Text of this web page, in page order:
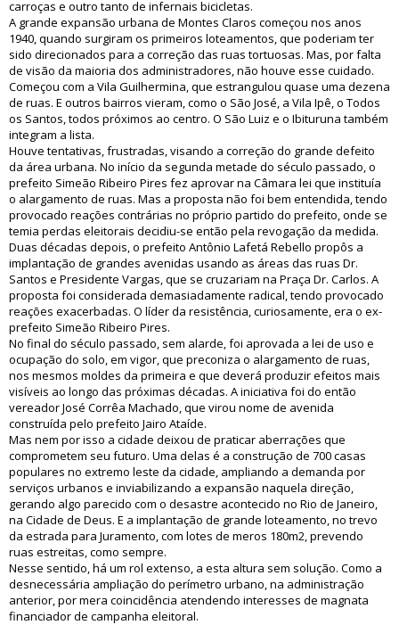
carroças e outro tanto de infernais bicicletas.
A grande expansão urbana de Montes Claros começou nos anos
1940, quando surgiram os primeiros loteamentos, que poderiam ter
sido direcionados para a correção das ruas tortuosas. Mas, por falta
de visão da maioria dos administradores, não houve esse cuidado.
Começou com a Vila Guilhermina, que estrangulou quase uma dezena
de ruas. E outros bairros vieram, como o São José, a Vila Ipê, o Todos
os Santos, todos próximos ao centro. O São Luiz e o Ibituruna também
integram a lista.
Houve tentativas, frustradas, visando a correção do grande defeito
da área urbana. No início da segunda metade do século passado, o
prefeito Simeão Ribeiro Pires fez aprovar na Câmara lei que instituía
o alargamento de ruas. Mas a proposta não foi bem entendida, tendo
provocado reações contrárias no próprio partido do prefeito, onde se
temia perdas eleitorais decidiu-se então pela revogação da medida.
Duas décadas depois, o prefeito Antônio Lafetá Rebello propôs a
implantação de grandes avenidas usando as áreas das ruas Dr.
Santos e Presidente Vargas, que se cruzariam na Praça Dr. Carlos. A
proposta foi considerada demasiadamente radical, tendo provocado
reações exacerbadas. O líder da resistência, curiosamente, era o ex-
prefeito Simeão Ribeiro Pires.
No final do século passado, sem alarde, foi aprovada a lei de uso e
ocupação do solo, em vigor, que preconiza o alargamento de ruas,
nos mesmos moldes da primeira e que deverá produzir efeitos mais
visíveis ao longo das próximas décadas. A iniciativa foi do então
vereador José Corrêa Machado, que virou nome de avenida
construída pelo prefeito Jairo Ataíde.
Mas nem por isso a cidade deixou de praticar aberrações que
comprometem seu futuro. Uma delas é a construção de 700 casas
populares no extremo leste da cidade, ampliando a demanda por
serviços urbanos e inviabilizando a expansão naquela direção,
gerando algo parecido com o desastre acontecido no Rio de Janeiro,
na Cidade de Deus. E a implantação de grande loteamento, no trevo
da estrada para Juramento, com lotes de meros 180m2, prevendo
ruas estreitas, como sempre.
Nesse sentido, há um rol extenso, a esta altura sem solução. Como a
desnecessária ampliação do perímetro urbano, na administração
anterior, por mera coincidência atendendo interesses de magnata
financiador de campanha eleitoral.